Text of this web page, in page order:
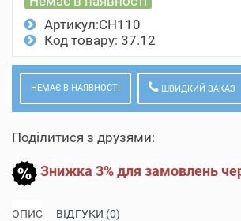
Артикул:CH110
Код товару: 37.12
НЕМАЄ В НАЯВНОСТІ ШВИДКИЙ ЗАКАЗ
Поділитися з друзями:
Знижка 3% для замовлень
ОПИС ВІДГУКИ (0)